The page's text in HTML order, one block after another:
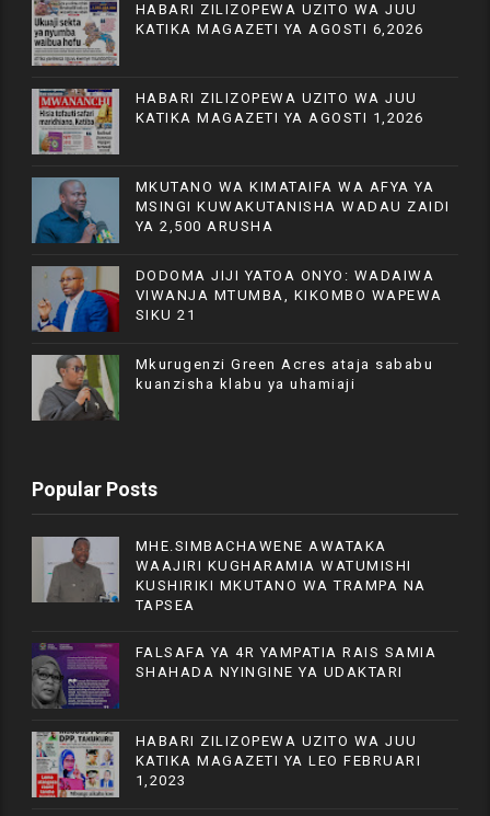
HABARI ZILIZOPEWA UZITO WA JUU
KATIKA MAGAZETI YA AGOSTI 6,2026
HABARI ZILIZOPEWA UZITO WA JUU
KATIKA MAGAZETI YA AGOSTI 1,2026
MKUTANO WA KIMATAIFA WA AFYA YA
MSINGI KUWAKUTANISHA WADAU ZAIDI
YA 2,500 ARUSHA
DODOMA JIJI YATOA ONYO: WADAIWA
VIWANJA MTUMBA, KIKOMBO WAPEWA
SIKU 21
Mkurugenzi Green Acres ataja sababu
kuanzisha klabu ya uhamiaji
Popular Posts
MHE.SIMBACHAWENE AWATAKA
WAAJIRI KUGHARAMIA WATUMISHI
KUSHIRIKI MKUTANO WA TRAMPA NA
TAPSEA
FALSAFA YA 4R YAMPATIA RAIS SAMIA
SHAHADA NYINGINE YA UDAKTARI
HABARI ZILIZOPEWA UZITO WA JUU
KATIKA MAGAZETI YA LEO FEBRUARI
1,2023